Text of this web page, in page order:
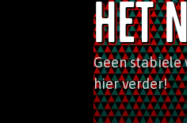
het
Geen stabiele
hier verder!